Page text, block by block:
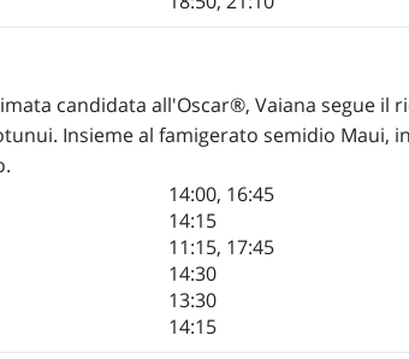
candidata all'Oscar®, Vaiana segue il
Insieme al famigerato semidio
14:00, 16:45
14:15
11:15, 17:45
14:30
13:30
14:15